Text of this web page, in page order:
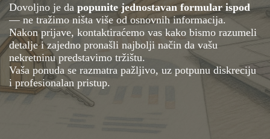
Dovoljno je da popunite jednostavan formular ispod
— ne tražimo ništa više od osnovnih informacija.
Nakon prijave, kontaktiraćemo vas kako bismo razumeli
detalje i zajedno pronašli najbolji način da vašu
nekretninu predstavimo tržištu.
Vaša ponuda se razmatra pažljivo, uz potpunu diskreciju
i profesionalan pristup.